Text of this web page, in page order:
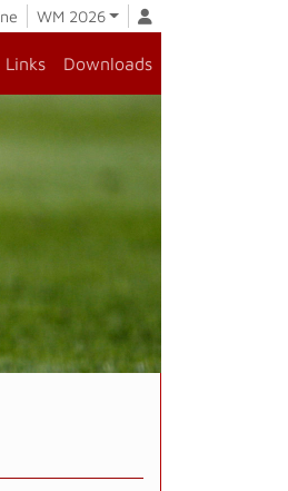
WM 2026
Links Downloads